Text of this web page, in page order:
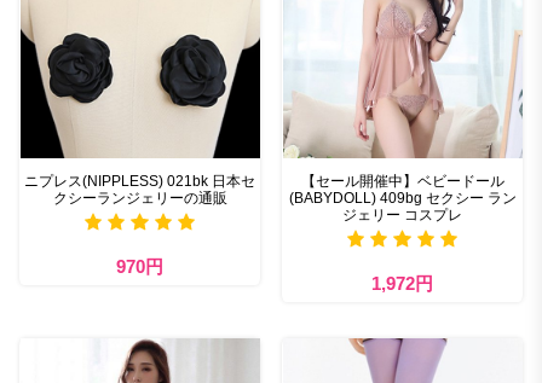
ニプレス(NIPPLESS) 021bk 日本セ
クシーランジェリーの通販
970円
【セール開催中】ベビードール
(BABYDOLL) 409bg セクシー ラン
ジェリー コスプレ
1,972円